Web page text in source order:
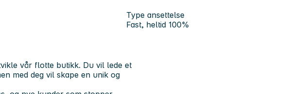
Type ansettelse
Fast, heltid 100%
vår flotte butikk. Du vil lede et
med deg vil skape en unik og